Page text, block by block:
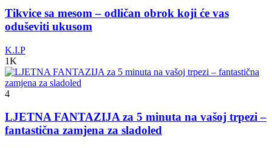
Tikvice sa mesom – odličan obrok koji će vas
oduševiti ukusom
K.I.P
1K
4
LJETNA FANTAZIJA za 5 minuta na vašoj trpezi –
fantastična zamjena za sladoled